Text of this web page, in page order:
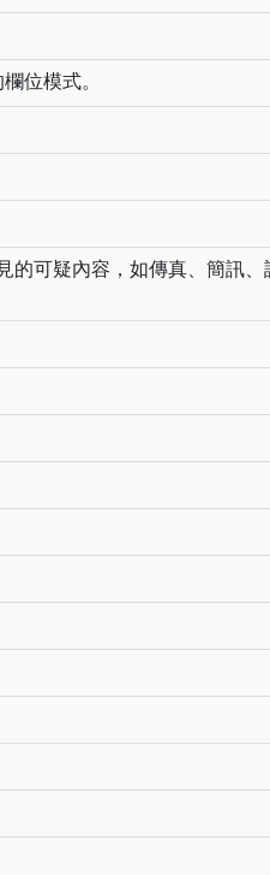
位模式。
的可疑內容，如傳真、簡訊、